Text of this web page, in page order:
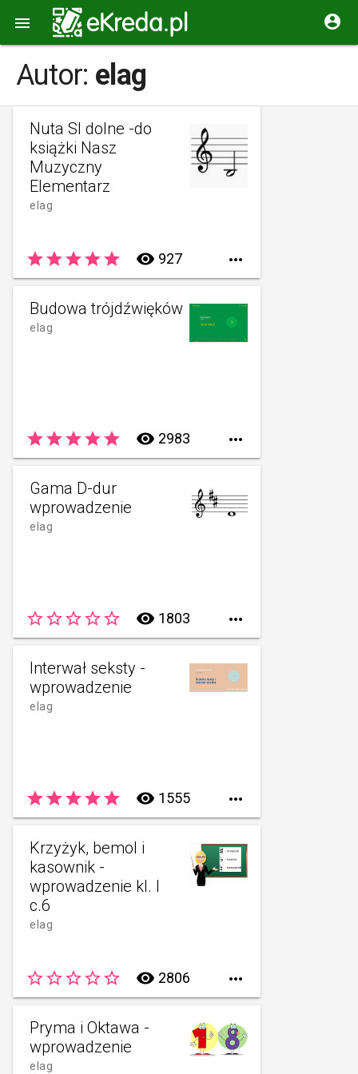


Autor: elag
Nuta SI dolne -do
książki Nasz
Muzyczny
Elementarz
elag
starstarstarstarstar remove_red_eye 927 
Budowa trójdźwięków
elag
starstarstarstarstar remove_red_eye 2983 
Gama D-dur
wprowadzenie
elag
star_borderstar_borderstar_borderstar_borderstar_border remove_red_eye 1803 
Interwał seksty -
wprowadzenie
elag
starstarstarstarstar remove_red_eye 1555 
Krzyżyk, bemol i
kasownik -
wprowadzenie kl. I
c.6
elag
star_borderstar_borderstar_borderstar_borderstar_border remove_red_eye 2806 
Pryma i Oktawa -
wprowadzenie
elag